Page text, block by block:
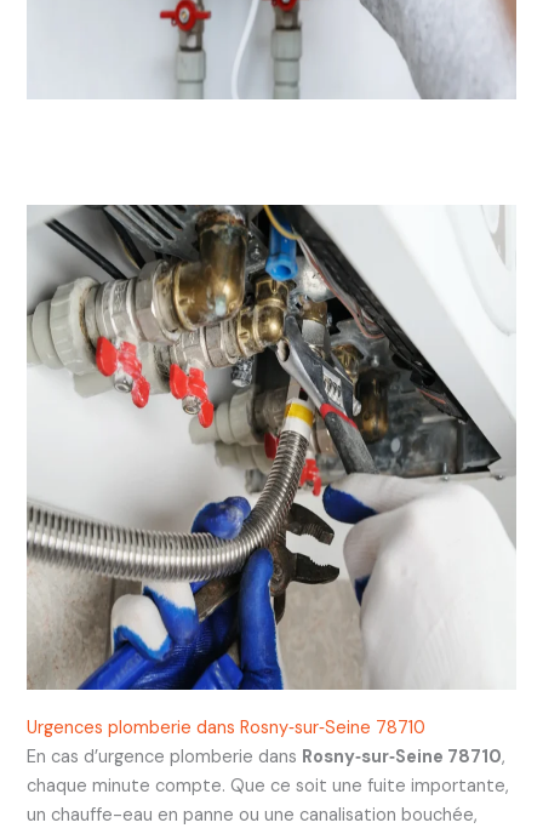
Urgences plomberie dans Rosny‑sur‑Seine 78710
En cas d’urgence plomberie dans Rosny‑sur‑Seine 78710,
chaque minute compte. Que ce soit une fuite importante,
un chauffe-eau en panne ou une canalisation bouchée,